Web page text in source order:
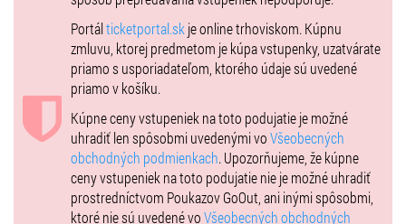
Miesto konania:Kunsthalle, Košice
18. októbra 2025
Začiatok:19:00
Prosíme návštevníkov, aby prišli najneskôr 15 minút pred začiatkom
z dôvodu livestreamu a živého vysielania v rozhlase.
Portálticketportal.sk je online trhoviskom. Kúpnu
zmluvu, ktorej predmetom je kúpa vstupenky, uzatvárate
priamo s usporiadateľom, ktorého údaje sú uvedené
priamo v košíku.
Kúpne ceny vstupeniek na toto podujatie je možné
uhradiť len spôsobmi uvedenými voVšeobecných
obchodných podmienkach. Upozorňujeme, že kúpne
ceny vstupeniek na toto podujatie nie je možné uhradiť
prostredníctvom Poukazov GoOut, ani inými spôsobmi,
ktoré nie sú uvedené voVšeobecných obchodných